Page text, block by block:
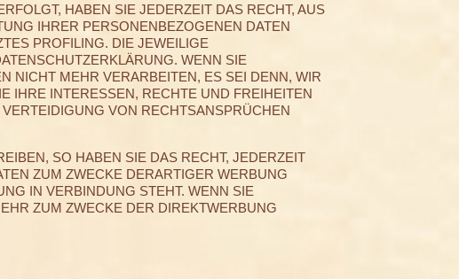
HABEN SIE JEDERZEIT DAS RECHT, AUS
IHRER PERSONENBEZOGENEN DATEN
PROFILING. DIE JEWEILIGE
WENN SIE
NICHT MEHR VERARBEITEN, ES SEI DENN, WIR
IHRE INTERESSEN, RECHTE UND FREIHEITEN
VON RECHTSANSPRÜCHEN
SO HABEN SIE DAS RECHT, JEDERZEIT
ZUM ZWECKE DERARTIGER WERBUNG
IN VERBINDUNG STEHT. WENN SIE
ZUM ZWECKE DER DIREKTWERBUNG